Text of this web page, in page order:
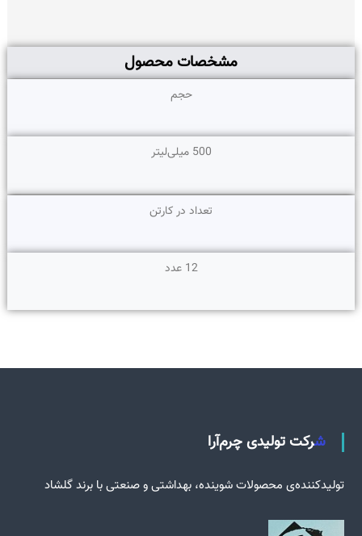
مشخصات محصول
حجم
500 میلی‌لیتر
تعداد در کارتن
12 عدد
شرکت تولیدی چرم‌آرا
تولید‌کننده‌ی محصولات شوینده، بهداشتی و صنعتی با برند گلشاد